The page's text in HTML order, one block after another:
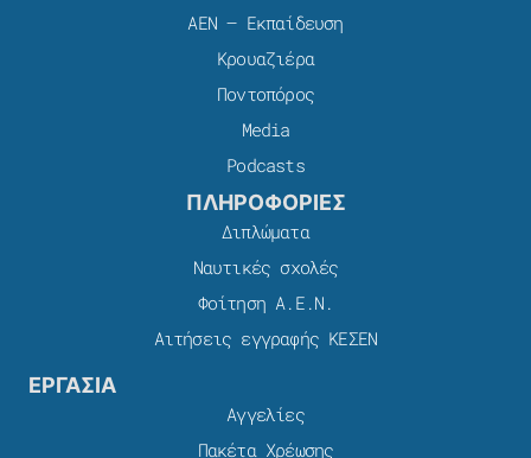
ΑΕΝ – Εκπαίδευση
Κρουαζιέρα
Ποντοπόρος
Media
Podcasts
ΠΛΗΡΟΦΟΡΙΕΣ
Διπλώματα
Ναυτικές σχολές
Φοίτηση Α.Ε.Ν.
Αιτήσεις εγγραφής ΚΕΣΕΝ
ΕΡΓΑΣΙΑ
Αγγελίες
Πακέτα Χρέωσης​